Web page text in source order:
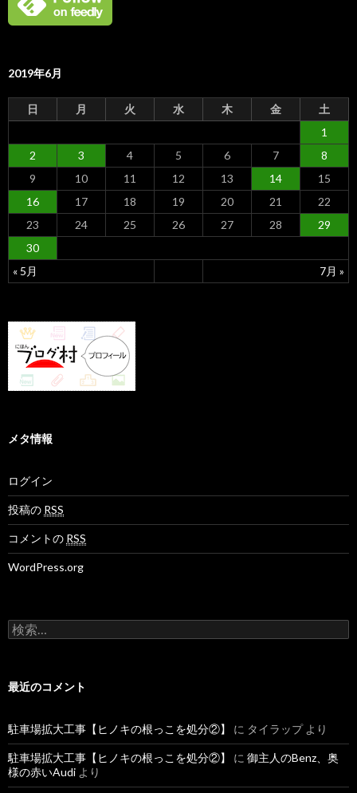
2019年6月
日 月 火 水 木 金 土
« 5月 7月 »
1
2
3 4 5 6 7
8
9
10 11 12 13 14
15
16
17 18 19 20 21
22
23
24 25 26 27 28
29
30
メタ情報
ログイン
投稿の RSS
コメントの RSS
WordPress.org
検
索
最近のコメント
駐車場拡大工事【ヒノキの根っこを処分②】 に タイラップより
駐車場拡大工事【ヒノキの根っこを処分②】 に 御主人のBenz、奥
様の赤いAudi より